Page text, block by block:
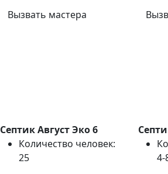
Вызвать мастера
Септик Август Эко 6
Количество человек:
25
4-